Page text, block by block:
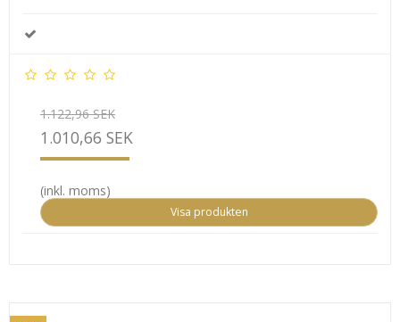
1.122,96 SEK
1.010,66 SEK
(inkl. moms)
Visa produkten